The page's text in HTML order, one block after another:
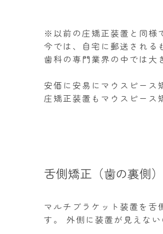
※以前の庄矯正装置と同様
今では、自宅に郵送される
歯科の専門業界の中では大
安価に安易にマウスピース
庄矯正装置もマウスピース
舌側矯正（歯の裏側）
マルチブラケット装置を舌
す。 外側に装置が見えない